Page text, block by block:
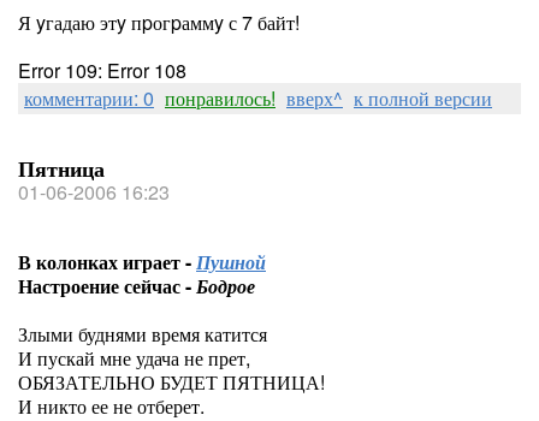
Я yгадаю этy пpогpаммy с 7 байт!
Error 109: Error 108
комментарии: 0 понравилось! вверх^ к полной версии
Пятница
01-06-2006 16:23
В колонках играет -Пушной
Настроение сейчас -Бодрое
Злыми буднями время катится
И пускай мне удача не прет,
ОБЯЗАТЕЛЬНО БУДЕТ ПЯТНИЦА!
И никто ее не отберет.